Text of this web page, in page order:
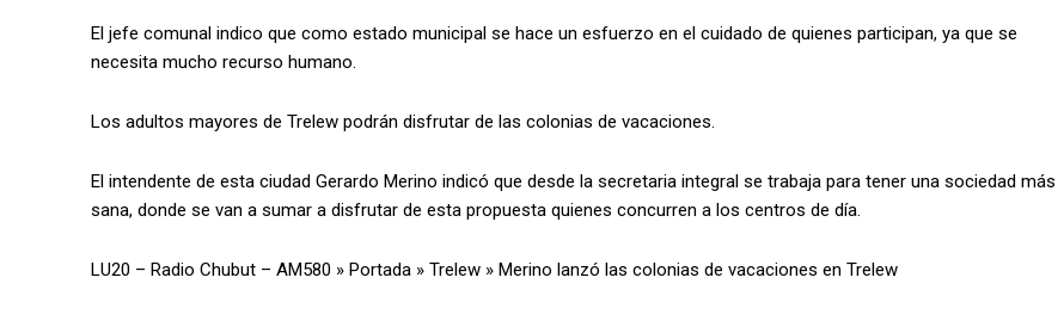
El jefe comunal indico que como estado municipal se hace un esfuerzo en el cuidado de quienes participan, ya que se
necesita mucho recurso humano.
Los adultos mayores de Trelew podrán disfrutar de las colonias de vacaciones.
El intendente de esta ciudad Gerardo Merino indicó que desde la secretaria integral se trabaja para tener una sociedad más
sana, donde se van a sumar a disfrutar de esta propuesta quienes concurren a los centros de día.
LU20 – Radio Chubut – AM580 » Portada » Trelew » Merino lanzó las colonias de vacaciones en Trelew